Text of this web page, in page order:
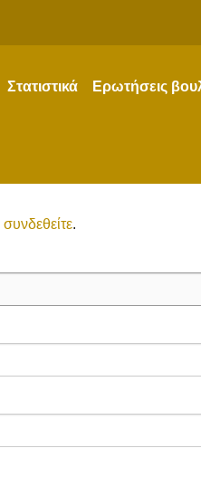
Στατιστικά Ερωτήσεις
συνδεθείτε.